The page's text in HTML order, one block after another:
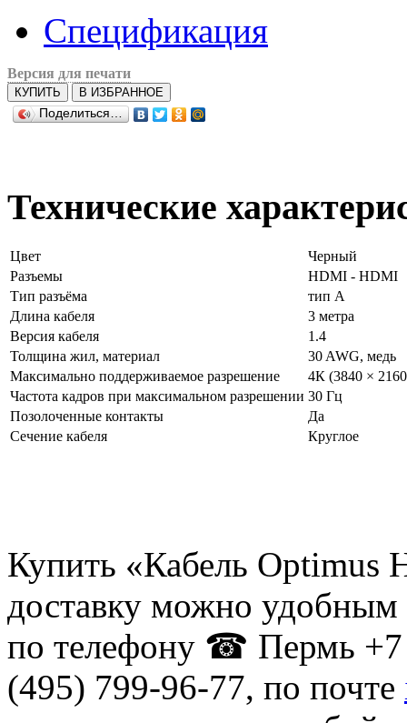
Спецификация
Версия для печати
КУПИТЬ
В ИЗБРАННОЕ
Поделиться…
Технические
Цвет
Черный
Разъемы
HDMI - HDMI
Тип разъёма
тип А
Длина кабеля
3 метра
Версия кабеля
1.4
Толщина жил, материал
30 AWG, медь
Максимально поддерживаемое разрешение
4К (3840 ×
Частота кадров при максимальном разрешении 30 Гц
Позолоченные контакты
Да
Сечение кабеля
Круглое
Купить «Кабель Optimus
доставку можно
по телефону ☎ Пермь
(495) 799-96-77, по почте